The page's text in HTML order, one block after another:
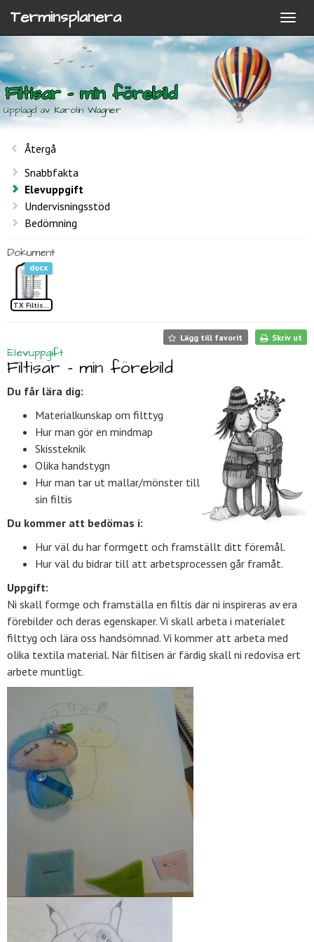
Terminsplanera
Filtisar - min förebild
Upplagd av Karolin Wagner
Återgå
Snabbfakta
Elevuppgift
Undervisningsstöd
Bedömning
Dokument
docx
TX Filtisar redovisningsfrågor
Lägg till favorit Skriv ut
Elevuppgift
Filtisar - min förebild
Du får lära dig:
Materialkunskap om filttyg
Hur man gör en mindmap
Skissteknik
Olika handstygn
Hur man tar ut mallar/mönster till
sin filtis
Du kommer att bedömas i:
Hur väl du har formgett och framställt ditt föremål.
Hur väl du bidrar till att arbetsprocessen går framåt.
Uppgift:
Ni skall formge och framställa en filtis där ni inspireras av era
förebilder och deras egenskaper. Vi skall arbeta i materialet
filttyg och lära oss handsömnad. Vi kommer att arbeta med
olika textila material. När filtisen är färdig skall ni redovisa ert
arbete muntligt.